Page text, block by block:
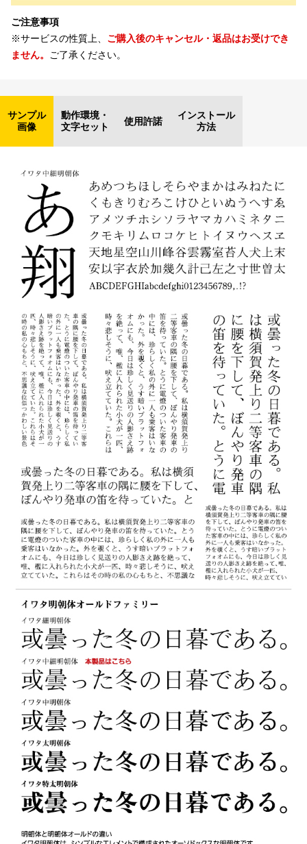
ご注意事項
※サービスの性質上、 ご購入後のキャンセル・返品はお受けでき
ません。 ご了承ください。
サンプル
画像
動作環境・
文字セット
使用許諾
インストール
方法